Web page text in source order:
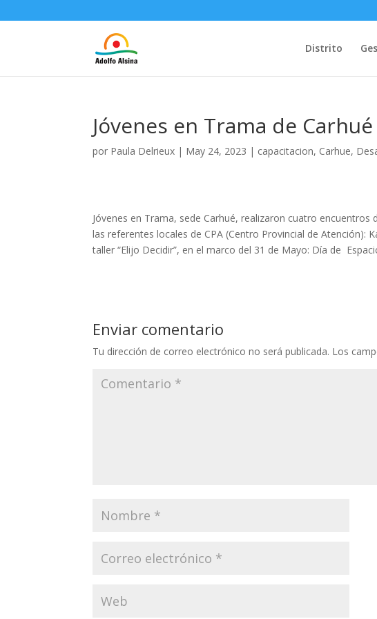
Distrito
Jóvenes en Trama de
por Paula Delrieux | May 24, 2023 | capacitacion, Carhue,
Jóvenes en Trama, sede Carhué, realizaron cuatro
las referentes locales de CPA (Centro Provincial de Atención):
taller “Elijo Decidir”, en el marco del 31 de Mayo: Día de
Enviar comentario
Tu dirección de correo electrónico no será publicada. Los